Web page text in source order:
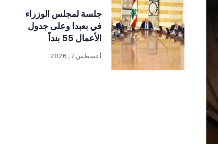
جلسة لمجلس الوزراء
في بعبدا وعلى جدول
الأعمال 55 بنداً
أغسطس 7, 2026